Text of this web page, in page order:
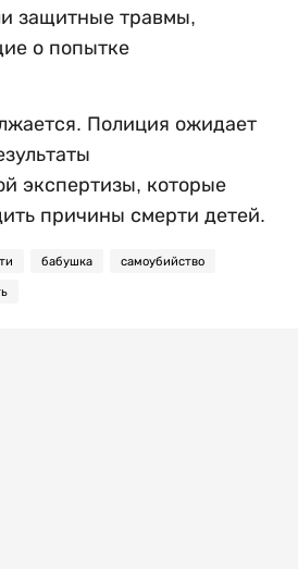
защитные травмы,
о попытке
Полиция ожидает
экспертизы, которые
причины смерти детей.
бабушка самоубийство